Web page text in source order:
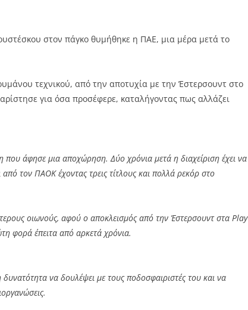
στον πάγκο θυμήθηκε η ΠΑΕ, μια μέρα μετά το
τεχνικού, από την αποτυχία με την Έστερσουντ στο
για όσα προσέφερε, καταλήγοντας πως αλλάζει
που άφησε μια αποχώρηση. Δύο χρόνια μετά η διαχείριση έχει να
τον ΠΑΟΚ έχοντας τρεις τίτλους και πολλά ρεκόρ στο
οιωνούς, αφού ο αποκλεισμός από την Έστερσουντ στα Play
φορά έπειτα από αρκετά χρόνια.
να δουλέψει με τους ποδοσφαιριστές του και να